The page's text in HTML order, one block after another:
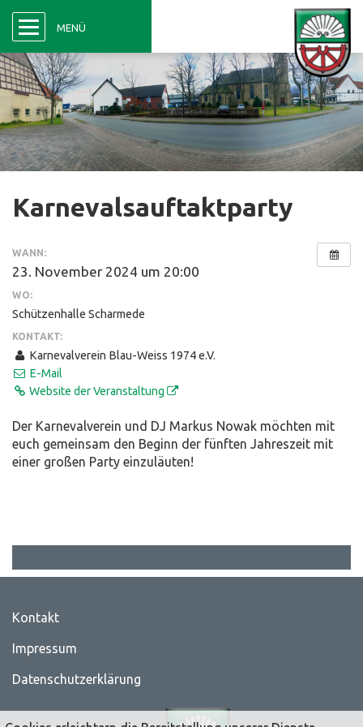
MenüMENÜ
Karnevalsauftaktparty
WANN:
23. November 2024 um 20:00
WO:
Schützenhalle Scharmede
KONTAKT:
Karnevalverein Blau-Weiss 1974 e.V.
E-Mail
Website der Veranstaltung
Der Karnevalverein und DJ Markus Nowak möchten mit
euch gemeinsam den Beginn der fünften Jahreszeit mit
einer großen Party einzuläuten!
Kontakt
Impressum
Datenschutzerklärung